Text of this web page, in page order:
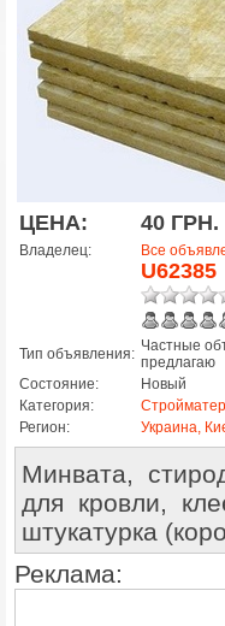
ЦЕНА: 40 ГРН.
Владелец: Все
U62385
Тип объявления: Частные
предлагаю
Состояние:
Новый
Категория:
Регион:
Украина,
Минвата,
для кровли,
штукатурка
Реклама: